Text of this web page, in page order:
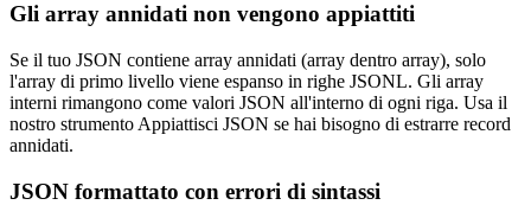
Gli array annidati non vengono appiattiti
Se il tuo JSON contiene array annidati (array dentro array), solo
l'array di primo livello viene espanso in righe JSONL. Gli array
interni rimangono come valori JSON all'interno di ogni riga. Usa il
nostro strumento Appiattisci JSON se hai bisogno di estrarre record
annidati.
JSON formattato con errori di sintassi